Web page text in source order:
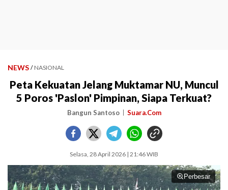
NEWS / NASIONAL
Peta Kekuatan Jelang Muktamar NU, Muncul
5 Poros 'Paslon' Pimpinan, Siapa Terkuat?
Bangun Santoso Suara.Com
Selasa, 28 April 2026 | 21:46 WIB
Perbesar